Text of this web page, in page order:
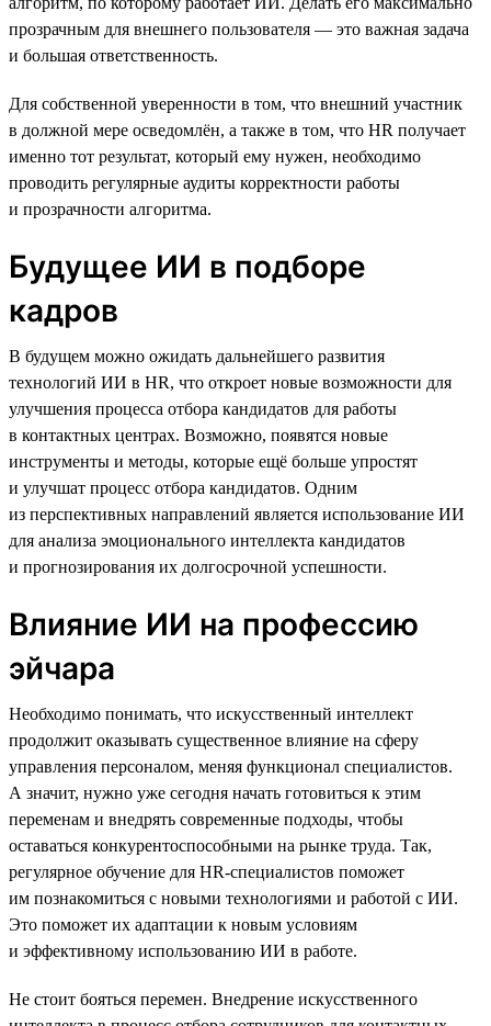
прозрачным для внешнего пользователя — это важная задача
и большая ответственность.
Для собственной уверенности в том, что внешний участник
в должной мере осведомлён, а также в том, что HR получает
именно тот результат, который ему нужен, необходимо
проводить регулярные аудиты корректности работы
и прозрачности алгоритма.
Будущее ИИ в подборе
кадров
В будущем можно ожидать дальнейшего развития
технологий ИИ в HR, что откроет новые возможности для
улучшения процесса отбора кандидатов для работы
в контактных центрах. Возможно, появятся новые
инструменты и методы, которые ещё больше упростят
и улучшат процесс отбора кандидатов. Одним
из перспективных направлений является использование ИИ
для анализа эмоционального интеллекта кандидатов
и прогнозирования их долгосрочной успешности.
Влияние ИИ на профессию
эйчара
Необходимо понимать, что искусственный интеллект
продолжит оказывать существенное влияние на сферу
управления персоналом, меняя функционал специалистов.
А значит, нужно уже сегодня начать готовиться к этим
переменам и внедрять современные подходы, чтобы
оставаться конкурентоспособными на рынке труда. Так,
регулярное обучение для HR-специалистов поможет
им познакомиться с новыми технологиями и работой с ИИ.
Это поможет их адаптации к новым условиям
и эффективному использованию ИИ в работе.
Не стоит бояться перемен. Внедрение искусственного